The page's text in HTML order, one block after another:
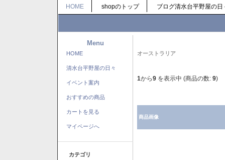
HOME shopのトップ ブログ清水台平野屋の日
Menu
HOME
清水台平野屋の日々
イベント案内
おすすめの商品
カートを見る
マイページへ
カテゴリ
オーストラリア
1から9 を表示中 (商品の数: 9)
商品画像